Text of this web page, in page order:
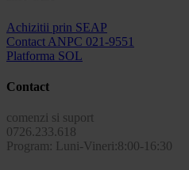
Achizitii prin SEAP
Contact ANPC 021-9551
Platforma SOL
Contact
comenzi si suport
0726.233.618
Program: Luni-Vineri:8:00-16:30